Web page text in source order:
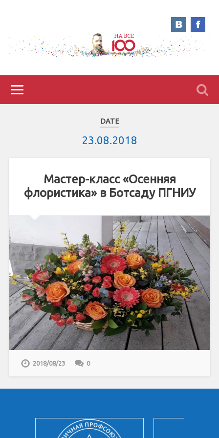
DATE
23.08.2018
Мастер-класс «Осенняя
флористика» в Ботсаду ПГНИУ
2018/08/23 0